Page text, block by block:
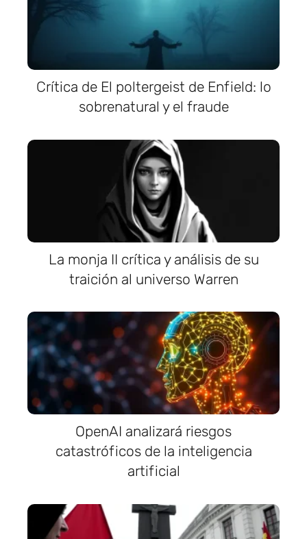
Crítica de El poltergeist de Enfield: lo
sobrenatural y el fraude
La monja II crítica y análisis de su
traición al universo Warren
OpenAI analizará riesgos
catastróficos de la inteligencia
artificial